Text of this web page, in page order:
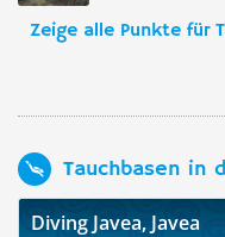
Zeige alle Punkte für
Tauchbasen in
Diving Javea, Javea